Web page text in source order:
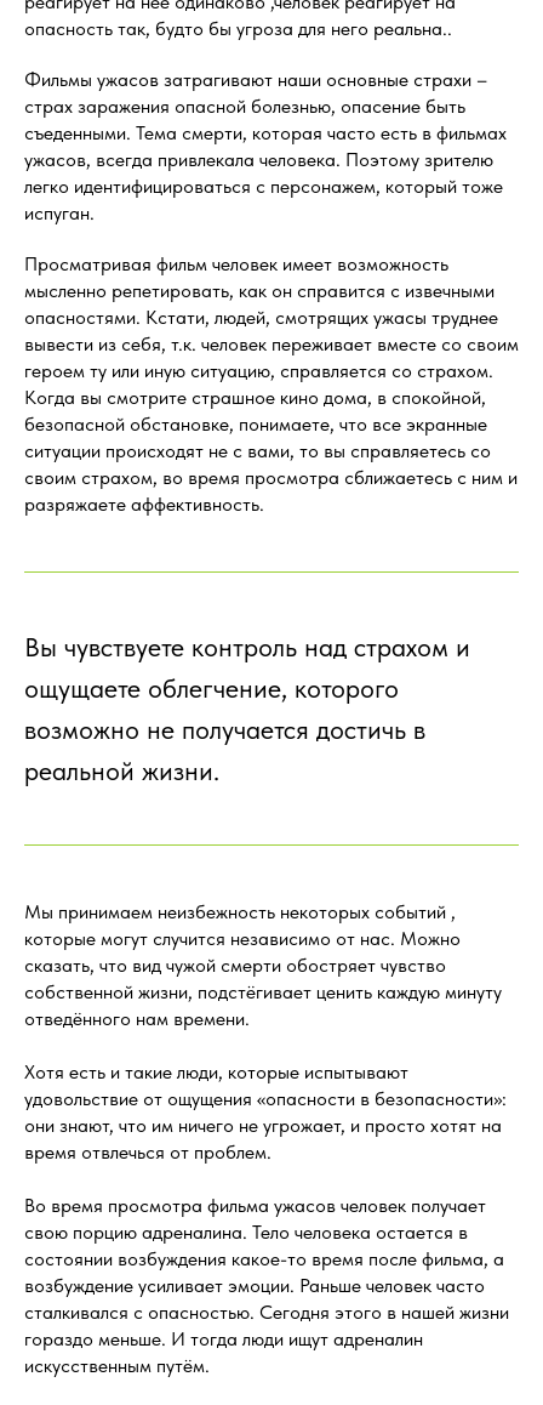
опасность так, будто бы угроза для него реальна..
Фильмы ужасов затрагивают наши основные страхи –
страх заражения опасной болезнью, опасение быть
съеденными. Тема смерти, которая часто есть в фильмах
ужасов, всегда привлекала человека. Поэтому зрителю
легко идентифицироваться с персонажем, который тоже
испуган.
Просматривая фильм человек имеет возможность
мысленно репетировать, как он справится с извечными
опасностями. Кстати, людей, смотрящих ужасы труднее
вывести из себя, т.к. человек переживает вместе со своим
героем ту или иную ситуацию, справляется со страхом.
Когда вы смотрите страшное кино дома, в спокойной,
безопасной обстановке, понимаете, что все экранные
ситуации происходят не с вами, то вы справляетесь со
своим страхом, во время просмотра сближаетесь с ним и
разряжаете аффективность.
Вы чувствуете контроль над страхом и
ощущаете облегчение, которого
возможно не получается достичь в
реальной жизни.
Мы принимаем неизбежность некоторых событий ,
которые могут случится независимо от нас. Можно
сказать, что вид чужой смерти обостряет чувство
собственной жизни, подстёгивает ценить каждую минуту
отведённого нам времени.
Хотя есть и такие люди, которые испытывают
удовольствие от ощущения «опасности в безопасности»:
они знают, что им ничего не угрожает, и просто хотят на
время отвлечься от проблем.
Во время просмотра фильма ужасов человек получает
свою порцию адреналина. Тело человека остается в
состоянии возбуждения какое-то время после фильма, а
возбуждение усиливает эмоции. Раньше человек часто
сталкивался с опасностью. Сегодня этого в нашей жизни
гораздо меньше. И тогда люди ищут адреналин
искусственным путём.